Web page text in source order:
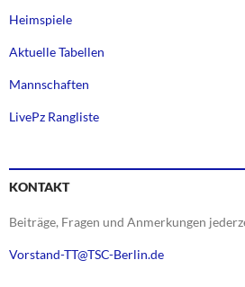
Heimspiele
Aktuelle Tabellen
Mannschaften
LivePz Rangliste
KONTAKT
Beiträge, Fragen und Anmerkungen
Vorstand-TT@TSC-Berlin.de